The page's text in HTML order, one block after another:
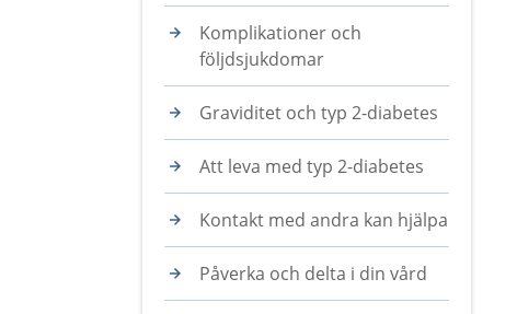
Komplikationer och
följdsjukdomar
Graviditet och typ 2-diabetes
Att leva med typ 2-diabetes
Kontakt med andra kan hjälpa
Påverka och delta i din vård